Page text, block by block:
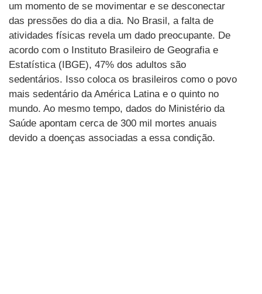
um momento de se movimentar e se desconectar
das pressões do dia a dia. No Brasil, a falta de
atividades físicas revela um dado preocupante. De
acordo com o Instituto Brasileiro de Geografia e
Estatística (IBGE), 47% dos adultos são
sedentários. Isso coloca os brasileiros como o povo
mais sedentário da América Latina e o quinto no
mundo. Ao mesmo tempo, dados do Ministério da
Saúde apontam cerca de 300 mil mortes anuais
devido a doenças associadas a essa condição.